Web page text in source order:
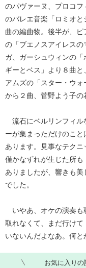
のパヴァーヌ、プロコフ
のバレエ音楽「ロミオ
曲の編曲物。後半が、ピ
の「ブエノスアイレスの
ガ、ガーシュウィンの「
ギーとベス」より８曲
アムズの「スター・ウォ
から２曲、菅野よう子の
流石にベルリンフィル
ーが集まっただけのこと
あります。見事なテクニ
僅かなずれが生じた所も
ありましたが、響きも
でした。
いやあ、オケの演奏も
取れなくて、まだ行けて
いないんだよなあ。何と
お気に入り